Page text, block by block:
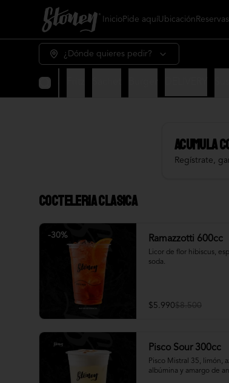
InicioPide aquíUbicación Reservas
¿Dónde quieres pedir?
Salsas
Acumula
Regístrate,
Cocteleria Clasica
-30% Ramazzotti 600cc
Licor de flor hibiscus,
soda.
$5.990$8.500
Pisco Sour 300cc
Pisco Mistral 35, limón,
albúmina y amargo de